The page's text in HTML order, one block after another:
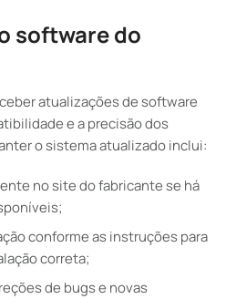
software do
atualizações de software
e a precisão dos
o sistema atualizado inclui:
no site do fabricante se há
conforme as instruções para
correta;
de bugs e novas